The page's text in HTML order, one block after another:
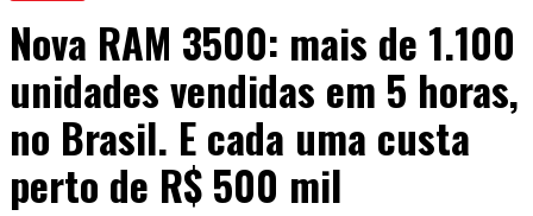
Nova RAM 3500: mais de 1.100
unidades vendidas em 5 horas,
no Brasil. E cada uma custa
perto de R$ 500 mil